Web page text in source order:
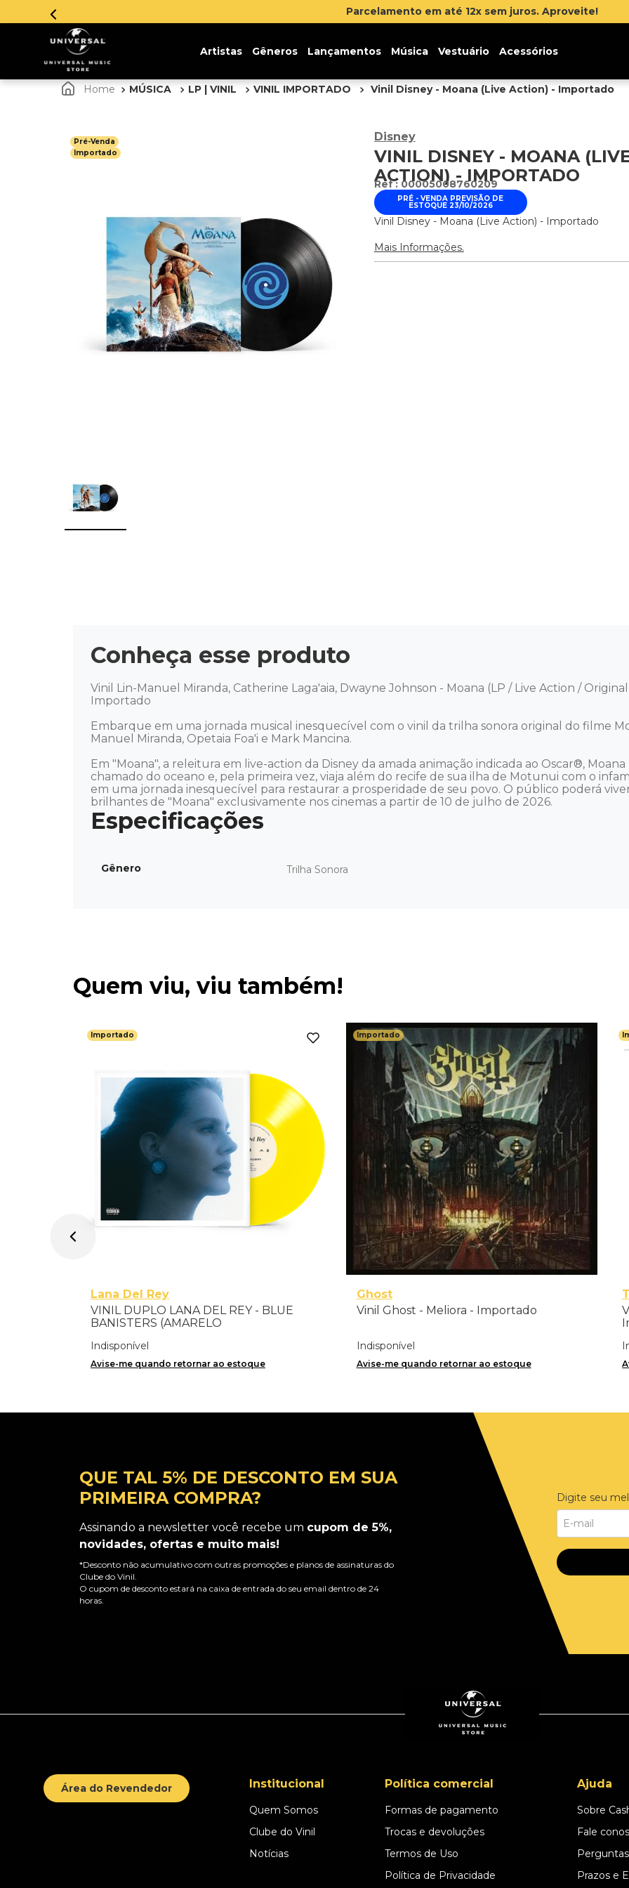
Parcelamento em até 12x sem juros. Aproveite!
Artistas Gêneros Lançamentos Música Vestuário Acessórios
MÚSICA LP | VINIL VINIL IMPORTADO Vinil Disney - Moana (Live Action) - Importado
Pré-Venda
Importado
Disney
VINIL DISNEY - MOANA
ACTION) - IMPORTADO
: 00005008760209
PRÉ - VENDA PREVISÃO DE
ESTOQUE 23/10/2026
Vinil Disney - Moana (Live Action) - Importado
Mais Informações.
Conheça esse produto
Vinil Lin-Manuel Miranda, Catherine Laga'aia, Dwayne Johnson - Moana (LP / Live Action /
Importado
Embarque em uma jornada musical inesquecível com o vinil da trilha sonora original do filme
Manuel Miranda, Opetaia Foa'i e Mark Mancina.
Em "Moana", a releitura em live-action da Disney da amada animação indicada ao Oscar®,
chamado do oceano e, pela primeira vez, viaja além do recife de sua ilha de Motunui com o
em uma jornada inesquecível para restaurar a prosperidade de seu povo. O público poderá
brilhantes de "Moana" exclusivamente nos cinemas a partir de 10 de julho de 2026.
Gênero Trilha Sonora
Quem viu, viu também!
Importado
Lana Del Rey
VINIL DUPLO LANA DEL REY - BLUE
BANISTERS (AMARELO
Indisponível
Avise-me quando retornar ao estoque
Importado
Ghost
Vinil Ghost - Meliora - Importado
Indisponível
Avise-me quando retornar ao estoque
QUE TAL 5% DE DESCONTO EM SUA
PRIMEIRA COMPRA?
Assinando a newsletter você recebe um cupom de 5%,
novidades, ofertas e muito mais!
*Desconto não acumulativo com outras promoções e planos de assinaturas do
Clube do Vinil.
O cupom de desconto estará na caixa de entrada do seu email dentro de 24
horas.
Digite seu
Área do Revendedor Institucional
Quem Somos
Clube do Vinil
Notícias
Política comercial
Formas de pagamento
Trocas e devoluções
Termos de Uso
Política de Privacidade
Ajuda
Sobre
Fale
Prazos e